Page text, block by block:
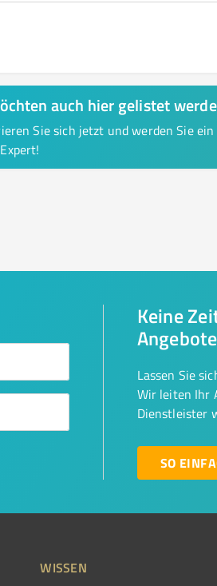
auch hier gelistet
Sie sich jetzt und werden Sie
Keine
Lassen Sie
Wir leiten Ihr
Dienstleister
SO
WISSEN